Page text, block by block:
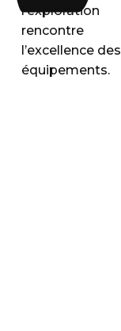
l’exploration
rencontre
l’excellence des
équipements.